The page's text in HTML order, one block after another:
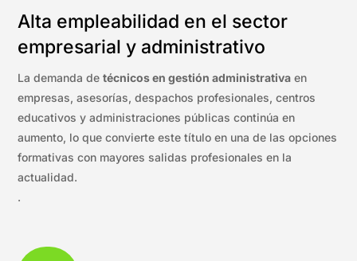
Alta empleabilidad en el sector
empresarial y administrativo
La demanda detécnicos en gestión administrativa en
empresas, asesorías, despachos profesionales, centros
educativos y administraciones públicas continúa en
aumento, lo que convierte este título en una de las opciones
formativas con mayores salidas profesionales en la
actualidad.
.